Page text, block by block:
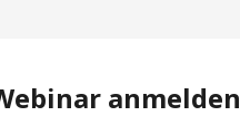
anmelden